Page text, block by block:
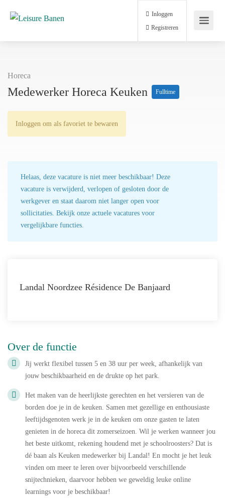
Inloggen
Registreren
Horeca
Medewerker Horeca Keuken Fulltime
Inloggen om als favoriet te bewaren
Helaas, deze vacature is niet meer beschikbaar! Deze
vacature is verwijderd, verlopen of gesloten door de
werkgever en staat daarom niet langer open voor
sollicitaties. Bekijk onze actuele vacatures voor
vergelijkbare functies.
Landal Noordzee Résidence De Banjaard
Over de functie
Jij werkt flexibel tussen 5 en 38 uur per week, afhankelijk van
jouw beschikbaarheid en de drukte op het park.
Het maken van de heerlijkste gerechten en het versieren van de
borden doe je in de keuken. Samen met gezellige en enthousiaste
leeftijdsgenoten werk je in de keuken om onze gasten te laten
genieten in de horeca dit zomerseizoen. Wil je werken wanneer jou
het beste uitkomt, rekening houdend met je schoolroosters? Dat is
dé baan als Keuken medewerker bij Landal! En mocht je het leuk
vinden om meer te leren over bijvoorbeeld verschillende
snijtechnieken, daarvoor hebben we geweldig leuke online
learnings voor je beschikbaar!